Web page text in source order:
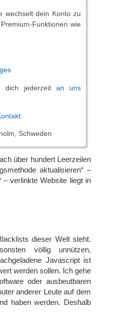
wechselt dein Konto zu
Funktionen wie
dich jederzeit an uns
Schweden
über hundert Leerzeilen
aktualisieren“ –
– verlinkte Website liegt in
dieser Welt steht.
völlig unnützen,
Javascript ist
werden sollen. Ich gehe
oder ausbeutbaren
anderer Leute auf dem
haben werden. Deshalb